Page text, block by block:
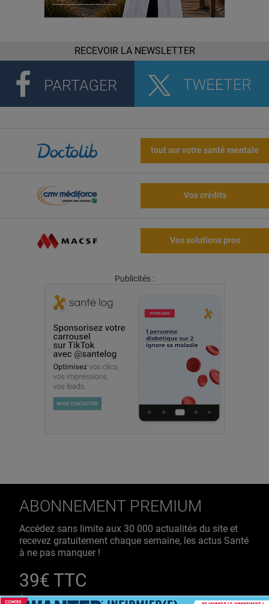
RECEVOIR LA NEWSLETTER
tout sur votre santé mentale
Vos crédits
Vos solutions pros
Publicités :
ABONNEMENT PREMIUM
Accédez sans limite aux 30 000 actualités du site et
recevez gratuitement chaque semaine, les actus Santé
à ne pas manquer !
39€ TTC
/ an